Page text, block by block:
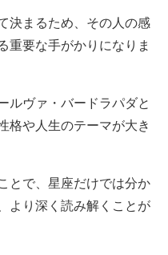
決まるため、その人の感
重要な手がかりになりま
ルヴァ・バードラパダと
格や人生のテーマが大き
とで、星座だけでは分か
より深く読み解くことが